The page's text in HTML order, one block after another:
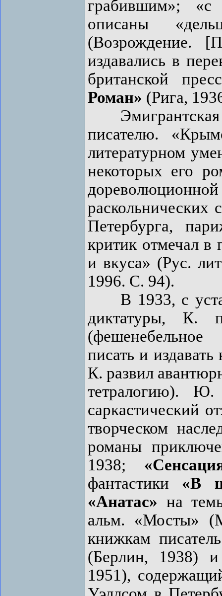
грабившим»; «с
описаны
(Возрождение.
издавались в
британской
Роман» (Рига,
Эмигрантская
писателю.
литературном
некоторых его
раскольнических
Петербурга,
критик отмечал в
и вкуса» (Рус.
1996. С. 94).
В 1933, с
диктатуры, К.
писать и
К. развил
тетралогию).
саркастический
творческом
романы
1938;
фантастики «В
«Анатас» на
альм. «Мосты»
книжкам
(Берлин, 1938)
1951),